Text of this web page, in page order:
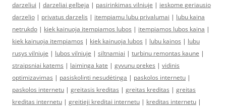
darzeliui | darzeliai gelbeja | pasirinkimas vilniuje | ieskome geriausio
darzelio | privatus darzelis | itempiamu lubu privalumai | lubu kaina
netrukdo | kiek kainuoja itempiamos lubos | itempiamos lubos kaina |
kiek kainuoja itempiamos | kiek kainuoja lubos | lubu kainos | lubu
rusys vilniuje | lubos vilniuje | siltnamiai | turbinu remontas kaune |
straipsniai katems | laiminga kate | gyvunu prekes | vidinis
optimizavimas | pasiskolinti nesudėtinga | paskolos internetu |
paskolos internetu | greitasis kreditas | greitas kreditas | greitas
kreditas internetu | greitieji kreditai internetu | kreditas internetu |